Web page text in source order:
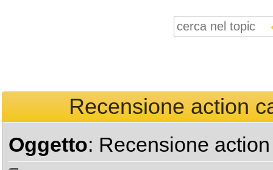
Recensione action
Oggetto: Recensione